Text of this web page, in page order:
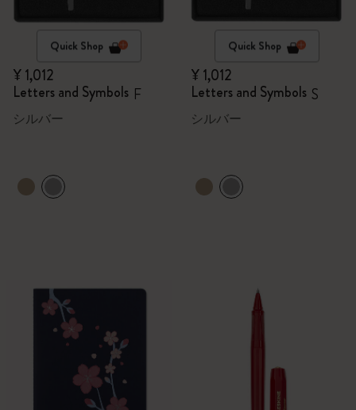
Quick Shop
¥ 1,012
Letters and Symbols F
シルバー
Quick Shop
¥ 1,012
Letters and Symbols S
シルバー